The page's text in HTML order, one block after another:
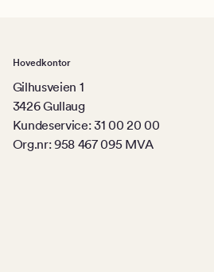
Hovedkontor
Gilhusveien 1
3426 Gullaug
Kundeservice: 31 00 20 00
Org.nr: 958 467 095 MVA